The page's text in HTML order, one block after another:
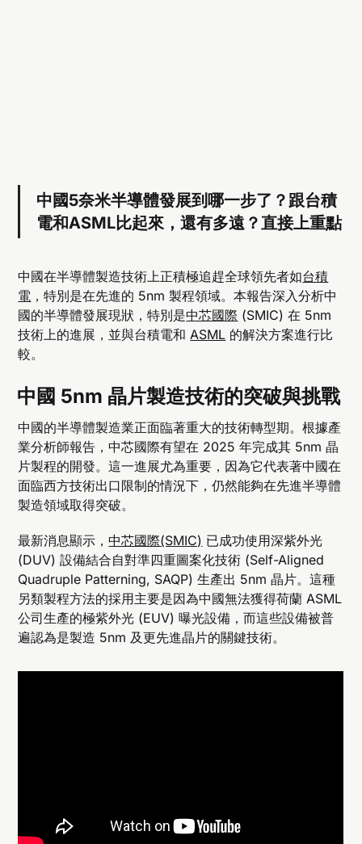
中國5奈米半導體發展到哪一步了？跟台積
電和ASML比起來，還有多遠？直接上重點
中國在半導體製造技術上正積極追趕全球領先者如台積
電 ，特別是在先進的 5nm 製程領域。本報告深入分析中
國的半導體發展現狀，特別是中芯國際 (SMIC) 在 5nm
技術上的進展，並與台積電和ASML 的解決方案進行比
較。
中國 5nm 晶片製造技術的突破與挑戰
中國的半導體製造業正面臨著重大的技術轉型期。根據產
業分析師報告，中芯國際有望在 2025 年完成其 5nm 晶
片製程的開發。這一進展尤為重要，因為它代表著中國在
面臨西方技術出口限制的情況下，仍然能夠在先進半導體
製造領域取得突破。
最新消息顯示，中芯國際(SMIC) 已成功使用深紫外光
(DUV) 設備結合自對準四重圖案化技術 (Self-Aligned
Quadruple Patterning, SAQP) 生產出 5nm 晶片。這種
另類製程方法的採用主要是因為中國無法獲得荷蘭 ASML
公司生產的極紫外光 (EUV) 曝光設備，而這些設備被普
遍認為是製造 5nm 及更先進晶片的關鍵技術。